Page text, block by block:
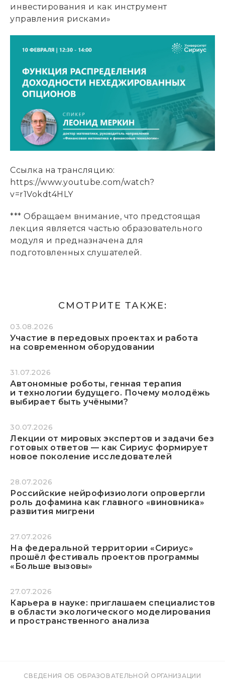
инвестирования и как инструмент
управления рисками»
Ссылка на трансляцию:
https://www.youtube.com/watch?
v=r1Vokdt4HLY
*** Обращаем внимание, что предстоящая
лекция является частью образовательного
модуля и предназначена для
подготовленных слушателей.
СМОТРИТЕ ТАКЖЕ:
03.08.2026
Участие в передовых проектах и работа
на современном оборудовании
31.07.2026
Автономные роботы, генная терапия
и технологии будущего. Почему молодёжь
выбирает быть учёными?
30.07.2026
Лекции от мировых экспертов и задачи без
готовых ответов — как Сириус формирует
новое поколение исследователей
28.07.2026
Российские нейрофизиологи опровергли
роль дофамина как главного «виновника»
развития мигрени
27.07.2026
На федеральной территории «Сириус»
прошёл фестиваль проектов программы
«Больше вызовы»
27.07.2026
Карьера в науке: приглашаем специалистов
в области экологического моделирования
и пространственного анализа
СВЕДЕНИЯ ОБ ОБРАЗОВАТЕЛЬНОЙ ОРГАНИЗАЦИИ